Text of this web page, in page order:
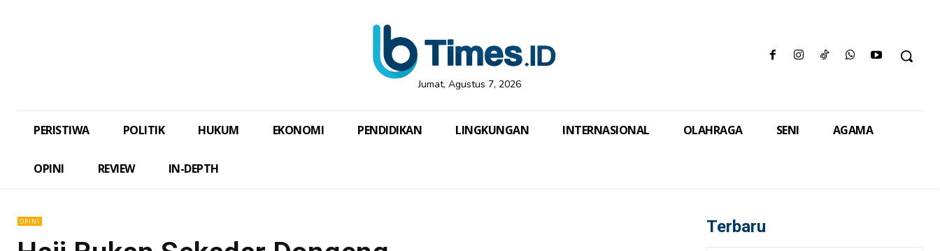
Jumat, Agustus 7, 2026
PERISTIWA POLITIK HUKUM EKONOMI PENDIDIKAN LINGKUNGAN INTERNASIONAL OLAHRAGA SENI AGAMA
OPINI REVIEW IN-DEPTH
OPINI Terbaru